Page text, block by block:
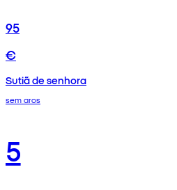
95
€
Sutiã de senhora
sem aros
5